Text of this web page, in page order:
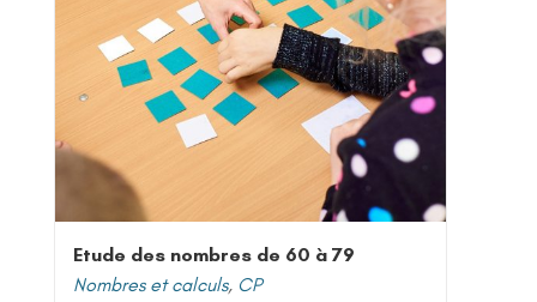
Etude des nombres de 60 à 79
Nombres et calculs, CP